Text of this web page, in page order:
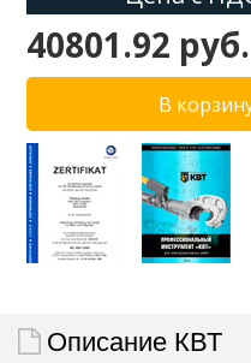
40801.92 руб.
Описание КВТ